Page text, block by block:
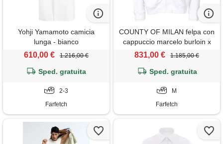
Yohji Yamamoto camicia
lunga - bianco
610,00 € 1.216,00 €
Sped. gratuita
2-3
Farfetch
COUNTY OF MILAN felpa con
cappuccio marcelo burloin x
muhammad ali - bianco
831,00 € 1.185,00 €
Sped. gratuita
M
Farfetch